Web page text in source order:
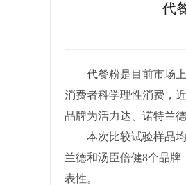
代
代餐粉是目前市场上
消费者科学理性消费，
品牌为活力达、诺特兰
本次比较试验样品均
兰德和汤臣倍健8个品
表性。